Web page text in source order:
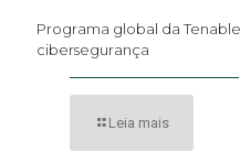
Programa global da
cibersegurança
Leia mais